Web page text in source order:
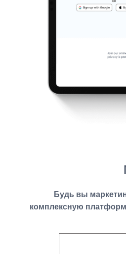
Будь вы
комплексную